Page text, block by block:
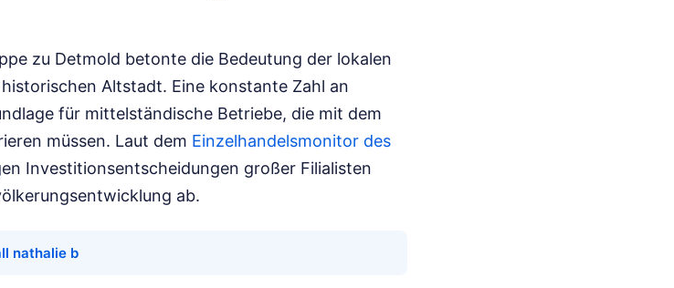
zu Detmold betonte die Bedeutung der lokalen
Altstadt. Eine konstante Zahl an
für mittelständische Betriebe, die mit dem
müssen. Laut dem Einzelhandelsmonitor des
Investitionsentscheidungen großer Filialisten
ab.
nathalie b